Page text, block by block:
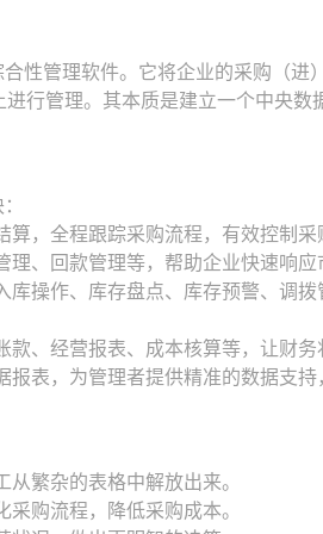
性管理软件。它将企业的采购（进
行管理。其本质是建立一个中央数
，全程跟踪采购流程，有效控制采
、回款管理等，帮助企业快速响应
操作、库存盘点、库存预警、调
、经营报表、成本核算等，让财务
表，为管理者提供精准的数据支持
繁杂的表格中解放出来。
购流程，降低采购成本。